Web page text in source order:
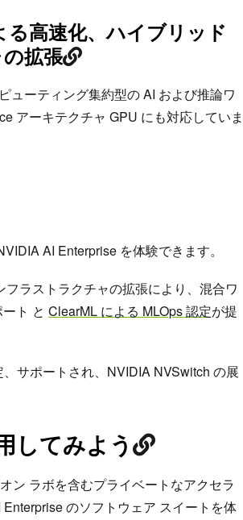
高速化、ハイブリッド
拡張
ューティング集約型の AI および推論ワ
アーキテクチャ GPU にも対応していま
AI Enterprise を体験できます。
ラストラクチャの拡張により、混合ワ
ト と ClearML による MLOps 認定が提
、サポートされ、NVIDIA NVSwitch の展
してみよう
ン ラボを含むプライベートなアクセラ
のソフトウェア スイートを体